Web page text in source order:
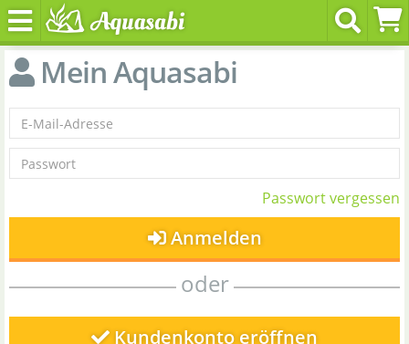
Mein Aquasabi
Passwort vergessen
Anmelden
oder
Kundenkonto eröffnen